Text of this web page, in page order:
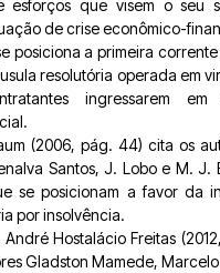
esforços que visem o seu
de crise econômico-
posiciona a primeira
resolutória operada em
ingressarem
(2006, pág. 44) cita os
Santos, J. Lobo e M. J.
se posicionam a favor da
por insolvência.
André Hostalácio Freitas
Gladston Mamede,